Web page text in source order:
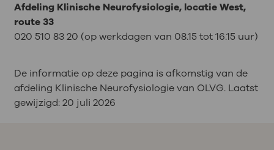
Afdeling Klinische Neurofysiologie, locatie West,
route 33
020 510 83 20 (op werkdagen van 08.15 tot 16.15 uur)
De informatie op deze pagina is afkomstig van de
afdeling Klinische Neurofysiologie van OLVG. Laatst
gewijzigd:20 juli 2026